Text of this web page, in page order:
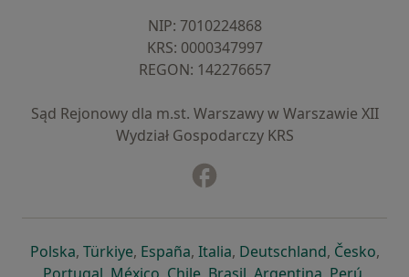
NIP: ⁠7010224868
KRS: ⁠0000347997
REGON: ⁠142276657
Sąd Rejonowy dla m.st. Warszawy w Warszawie XII
Wydział Gospodarczy KRS
Polskaotwiera się w nowej karcie
, Türkiyeotwiera się w nowej karcie
, Españaotwiera się w nowej karcie
, Italiaotwiera się w nowej
, Deutschlandotwiera się
, Česko,
otwiera się w nowej karcie
otwiera się w nowej karcie
otwiera się w nowej karcie
otwiera się w nowej
otwiera się